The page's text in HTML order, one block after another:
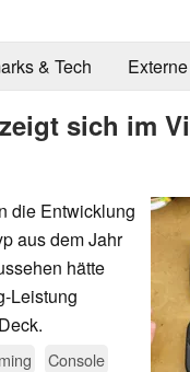
& Tech
sich im
die Entwicklung
aus dem Jahr
hätte
Leistung
Console